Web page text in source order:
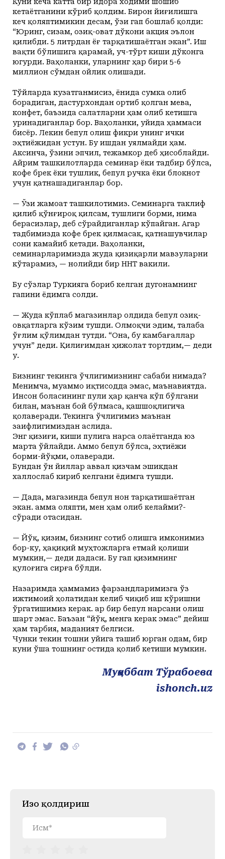
кетаётганини кўриб қолдим. Бирон йиғилишга
кеч қоляптимикин десам, ўзи гап бошлаб қолди:
“Юринг, сизам, озиқ-оват дўкони акция эълон
қилибди. 5 литрдан ёғ тарқатишаётган экан”. Иш
вақти бўлишига қарамай, уч-тўрт киши дўконга
югурди. Ваҳоланки, уларнинг ҳар бири 5-6
миллион сўмдан ойлик олишади.
Тўйларда кузатганмисиз, ёнида сумка олиб
борадиган, дастурхондан ортиб қолган мева,
конфет, баъзида салатларни ҳам олиб кетишга
уринадиганлар бор. Ваҳоланки, уйида ҳаммаси
бисёр. Лекин бепул олиш фикри унинг ички
эҳтиёжидан устун. Бу ишдан уялмайди ҳам.
Аксинча, ўзини эпчил, тежамкор деб ҳисоблайди.
Айрим ташкилотларда семинар ёки тадбир бўлса,
кофе брек ёки тушлик, бепул ручка ёки блокнот
учун қатнашадиганлар бор.
— Ўзи жамоат ташкилотимиз. Семинарга таклиф
қилиб қўнғироқ қилсам, тушлиги борми, нима
берасизлар, деб сўрайдиганлар кўпайган. Агар
тадбимизда кофе брек қилмасак, қатнашувчилар
сони камайиб кетади. Ваҳоланки,
семинарларимизда жуда қизиқарли мавзуларни
кўтарамиз, — нолийди бир ННТ вакили.
Бу сўзлар Туркияга бориб келган дугонамнинг
гапини ёдимга солди.
— Жуда кўплаб магазинлар олдида бепул озиқ-
овқатларга кўзим тушди. Олмоқчи эдим, талаба
ўғлим қўлимдан тутди. “Она, бу камбағаллар
учун” деди. Қилиғимдан ҳижолат тортдим,— деди
у.
Бизнинг текинга ўчлигимизнинг сабаби нимада?
Менимча, муаммо иқтисодда эмас, маънавиятда.
Инсон боласининг пули ҳар қанча кўп бўлгани
билан, маънан бой бўлмаса, қашшоқлигича
қолаверади. Текинга ўчлигимиз маънан
заифлигимиздан аслида.
Энг қизиғи, киши пулига нарса олаётганда юз
марта ўйлайди. Аммо бепул бўлса, эҳтиёжи
борми-йўқми, олаверади.
Бундан ўн йиллар аввал қизчам эшикдан
халлослаб кириб келгани ёдимга тушди.
— Дада, магазинда бепул нон тарқатишаётган
экан. Ҳамма оляпти, мен ҳам олиб келайми?-
сўради отасидан.
— Йўқ, қизим, бизнинг сотиб олишга имконимиз
бор-ку, ҳақиқий муҳтожларга етмай қолиши
мумкин,— деди дадаси. Бу гап қизимнинг
қулоғига сирға бўлди.
Назаримда ҳаммамиз фарзандларимизга ўз
ижтимоий ҳолатидан келиб чиқиб иш кўришни
ўргатишимиз керак. Ҳар бир бепул нарсани олиш
шарт эмас. Баъзан “йўқ, менга керак эмас” дейиш
ҳам тарбия, маданият белгиси.
Чунки текин тошни уйига ташиб юрган одам, бир
куни ўша тошнинг остида қолиб кетиши мумкин.
Муҳаббат Тўрабоева
ishonch.uz
Изоҳ қолдириш